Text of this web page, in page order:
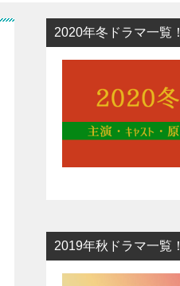
2020年冬ドラマ一覧！
2019年秋ドラマ一覧！